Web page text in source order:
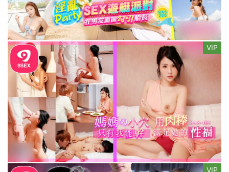
VIP
VIP